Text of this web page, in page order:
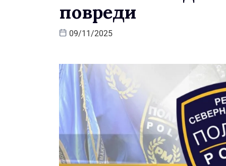
повреди
09/11/2025